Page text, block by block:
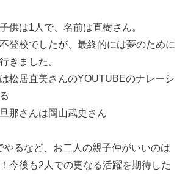
供は1人で、名前は直樹さん。
登校でしたが、最終的には夢のために
きました。
松居直美さんのYOUTUBEのナレーシ
那さんは岡山武史さん
るなど、お二人の親子仲がいいのは
今後も2人での更なる活躍を期待した